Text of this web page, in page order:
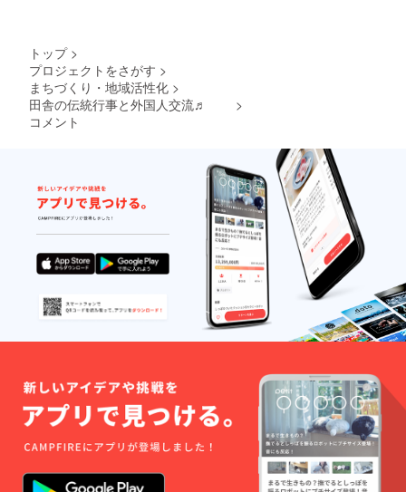
トップ >
プロジェクトをさがす >
まちづくり・地域活性化 >
田舎の伝統行事と外国人交流♬
>
コメント